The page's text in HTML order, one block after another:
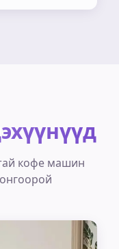
кофе машин